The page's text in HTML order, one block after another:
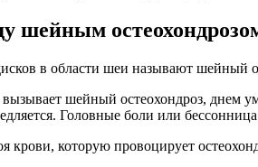
шейным
в области шеи называют шейный
шейный остеохондроз, днем
Головные боли или
крови, которую провоцирует